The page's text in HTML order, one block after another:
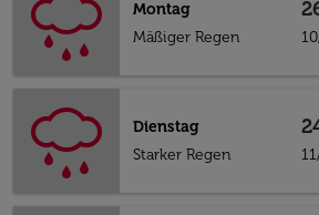
Montag
Mäßiger Regen
Dienstag
Starker Regen